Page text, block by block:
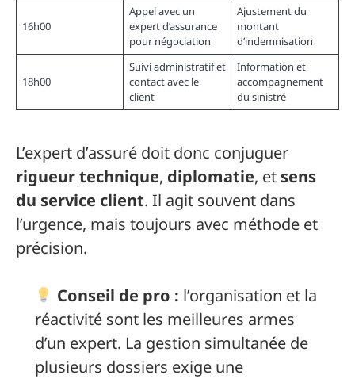
16h00
Appel avec un
expert d’assurance
pour négociation
Ajustement du
montant
d’indemnisation
18h00
Suivi administratif et
contact avec le
client
Information et
accompagnement
du sinistré
L’expert d’assuré doit donc conjuguer
rigueur technique, diplomatie, et sens
du service client. Il agit souvent dans
l’urgence, mais toujours avec méthode et
précision.
Conseil de pro : l’organisation et la
réactivité sont les meilleures armes
d’un expert. La gestion simultanée de
plusieurs dossiers exige une